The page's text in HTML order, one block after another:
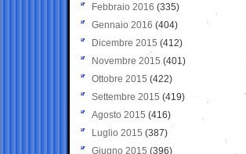
Febbraio 2016 (335)
Gennaio 2016 (404)
Dicembre 2015 (412)
Novembre 2015 (401)
Ottobre 2015 (422)
Settembre 2015 (419)
Agosto 2015 (416)
Luglio 2015 (387)
Giugno 2015 (396)